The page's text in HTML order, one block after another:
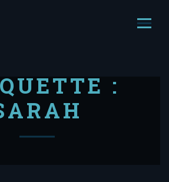
: